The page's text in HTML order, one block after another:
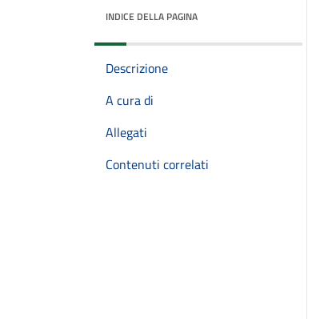
INDICE DELLA PAGINA
Descrizione
A cura di
Allegati
Contenuti correlati